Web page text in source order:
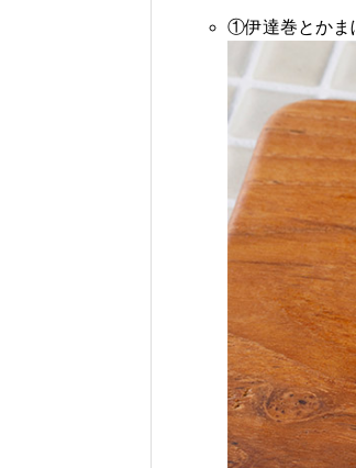
①伊達巻とかま